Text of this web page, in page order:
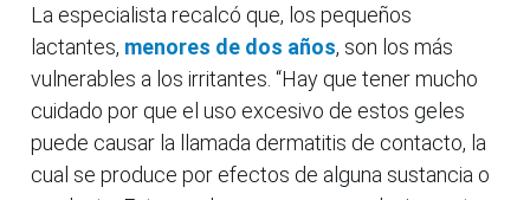
La especialista recalcó que, los pequeños
lactantes, menores de dos años, son los más
vulnerables a los irritantes. “Hay que tener mucho
cuidado por que el uso excesivo de estos geles
puede causar la llamada dermatitis de contacto, la
cual se produce por efectos de alguna sustancia o